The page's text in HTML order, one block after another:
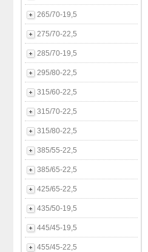
265/70-19,5
275/70-22,5
285/70-19,5
295/80-22,5
315/60-22,5
315/70-22,5
315/80-22,5
385/55-22,5
385/65-22,5
425/65-22,5
435/50-19,5
445/45-19,5
455/45-22,5